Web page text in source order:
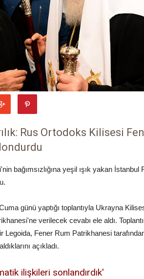
Rus Ortodoks Kilisesi
bağımsızlığına yeşil ışık yakan İstanbul
günü yaptığı toplantıyla Ukrayna
verilecek cevabı ele aldı.
Fener Rum Patrikhanesi
açıkladı.
ilişkileri sonlandırdık'